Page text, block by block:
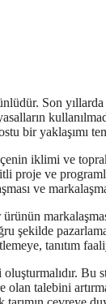
Son
bir yaklaşımı
iklimi ve
proje ve
ve
şekilde
tanıtım
talebini